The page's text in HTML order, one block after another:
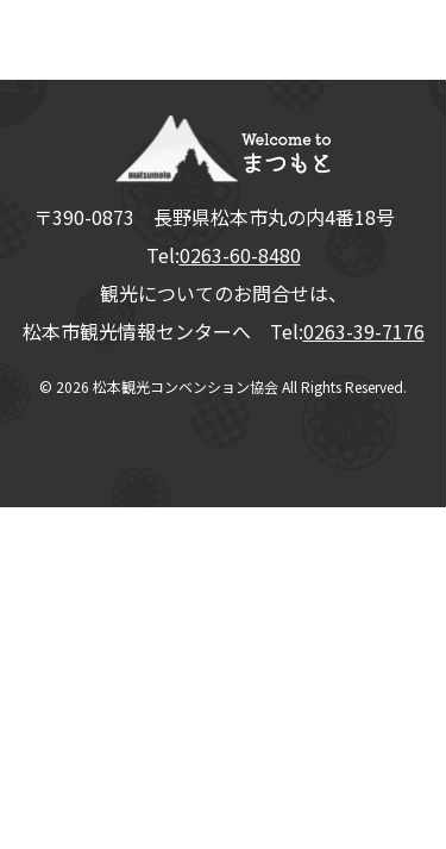
〒390-0873 長野県松本市丸の内4番18号
Tel:0263-60-8480
観光についてのお問合せは、
松本市観光情報センターへ Tel:0263-39-7176
© 2026 松本観光コンベンション協会All Rights Reserved.